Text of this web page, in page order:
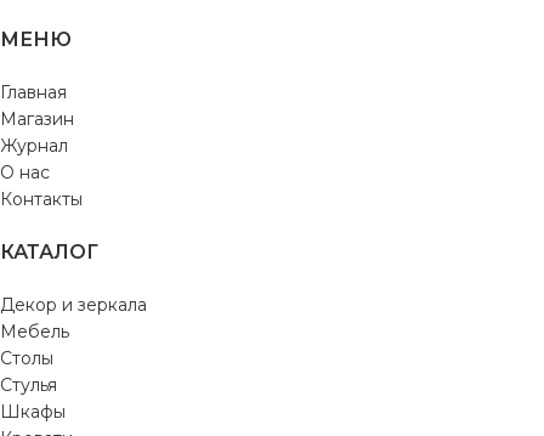
МЕНЮ
Главная
Магазин
Журнал
О нас
Контакты
КАТАЛОГ
Декор и зеркала
Мебель
Столы
Стулья
Шкафы